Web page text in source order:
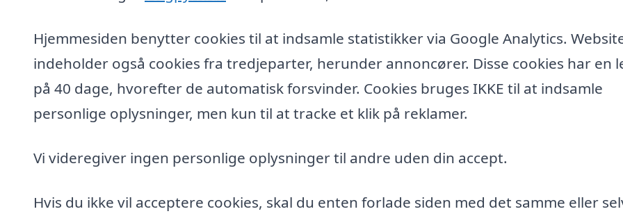
Hjemmesiden benytter cookies til at indsamle statistikker via Google Analytics.
indeholder også cookies fra tredjeparter, herunder annoncører. Disse cookies har en
på 40 dage, hvorefter de automatisk forsvinder. Cookies bruges IKKE til at indsamle
personlige oplysninger, men kun til at tracke et klik på reklamer.
Vi videregiver ingen personlige oplysninger til andre uden din accept.
Hvis du ikke vil acceptere cookies, skal du enten forlade siden med det samme eller